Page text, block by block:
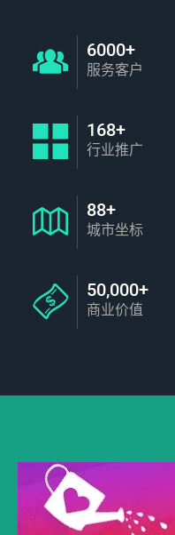
6000+
服务客户
168+
行业推广
88+
城市坐标
50,000+
商业价值